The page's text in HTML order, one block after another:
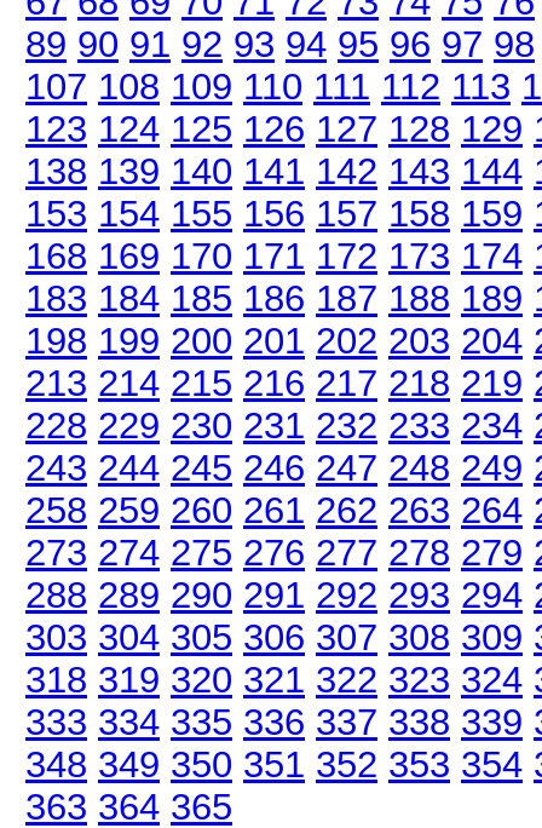
89 90 91 92 93 94 95 96 97 98
107 108 109 110 111 112 113
123 124 125 126 127 128 129
138 139 140 141 142 143 144
153 154 155 156 157 158 159
168 169 170 171 172 173 174
183 184 185 186 187 188 189
198 199 200 201 202 203 204
213 214 215 216 217 218 219
228 229 230 231 232 233 234
243 244 245 246 247 248 249
258 259 260 261 262 263 264
273 274 275 276 277 278 279
288 289 290 291 292 293 294
303 304 305 306 307 308 309
318 319 320 321 322 323 324
333 334 335 336 337 338 339
348 349 350 351 352 353 354
363 364 365